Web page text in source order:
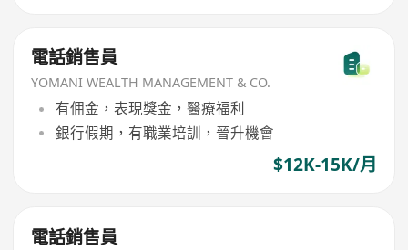
電話銷售員
YOMANI WEALTH MANAGEMENT & CO.
有佣金，表現獎金，醫療福利
銀行假期，有職業培訓，晉升機會
$12K-15K/月
電話銷售員